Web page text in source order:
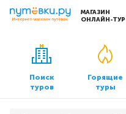
МАГАЗИН
ОНЛАЙН-
Сервисы
Бронирование отелей
Трансфер
Поиск
туров
Горящие
туры